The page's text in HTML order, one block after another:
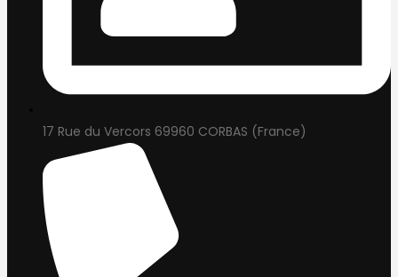
17 Rue du Vercors 69960 CORBAS (France)